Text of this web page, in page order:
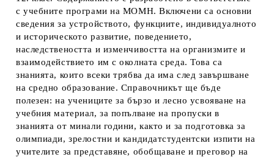
с учебните програми на МОМН. Включени са основни
сведения за устройството, функциите, индивидуалното
и историческото развитие, поведението,
наследствеността и изменчивостта на организмите и
взаимодействието им с околната среда. Това са
знанията, които всеки трябва да има след завършване
на средно образование. Справочникът ще бъде
полезен: на учениците за бързо и лесно усвояване на
учебния материал, за попълване на пропуски в
знанията от минали години, както и за подготовка за
олимпиади, зрелостни и кандидатстудентски изпити на
учителите за представяне, обобщаване и преговор на